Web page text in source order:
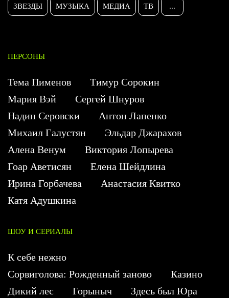
ЗВЕЗДЫ МУЗЫКА МЕДИА ТВ ...
ПЕРСОНЫ
Тема Пименов
Тимур Сорокин
Мария Вэй
Сергей Шнуров
Надин Серовски
Антон Лапенко
Михаил Галустян
Эльдар Джарахов
Алена Венум
Виктория Лопырева
Гоар Аветисян
Елена Шейдлина
Ирина Горбачева
Анастасия Квитко
Катя Адушкина
ШОУ И СЕРИАЛЫ
К себе нежно
Сорвиголова: Рожденный заново
Казино
Дикий лес
Горыныч
Здесь был Юра